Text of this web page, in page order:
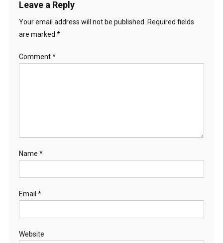
Leave a Reply
Your email address will not be published.
Required fields
are marked *
Comment*
Name *
Email *
Website